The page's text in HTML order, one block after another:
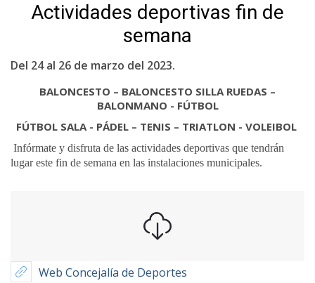
Actividades deportivas fin de
semana
Del 24 al 26 de marzo del 2023.
BALONCESTO – BALONCESTO SILLA RUEDAS –
BALONMANO - FÚTBOL
FÚTBOL SALA - PÁDEL – TENIS – TRIATLON - VOLEIBOL
Infórmate y disfruta de las actividades deportivas que tendrán
lugar este fin de semana en las instalaciones municipales.
Web Concejalía de Deportes